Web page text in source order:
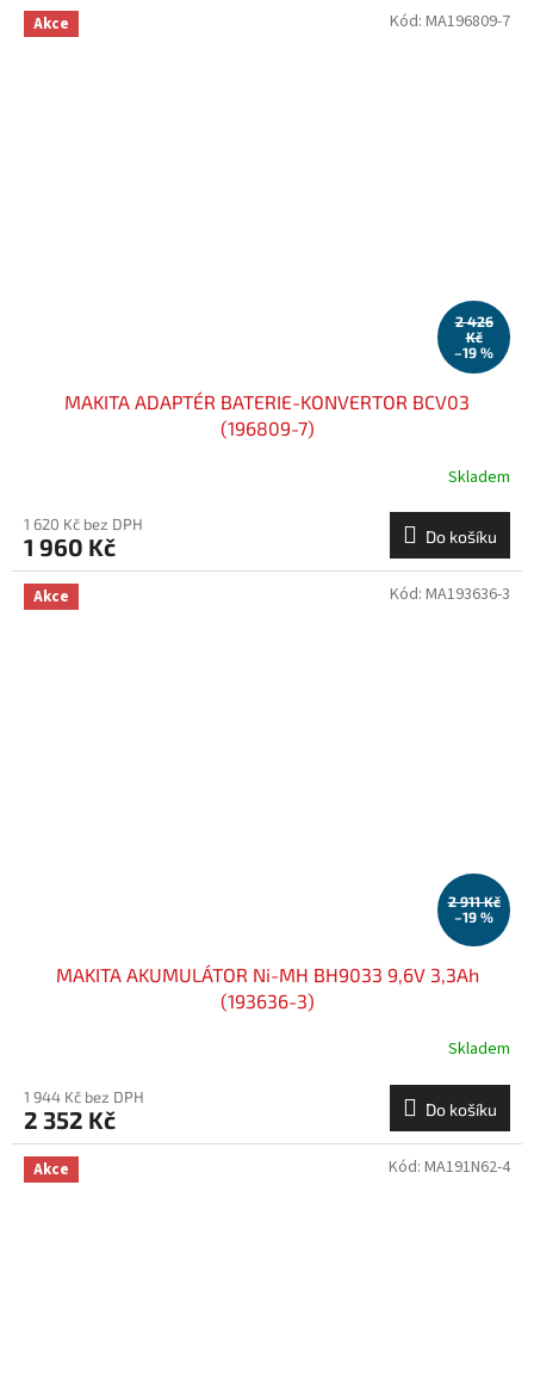
Akce
2 426
Kč
–19 %
MAKITA ADAPTÉR BATERIE-KONVERTOR BCV03
(196809-7)
Skladem
1 620 Kč bez DPH
1 960 Kč Do košíku
Kód: MA196809-7
Akce
2 911 Kč
–19 %
MAKITA AKUMULÁTOR Ni-MH BH9033 9,6V 3,3Ah
(193636-3)
Skladem
1 944 Kč bez DPH
2 352 Kč Do košíku
Kód: MA193636-3
Akce Kód: MA191N62-4